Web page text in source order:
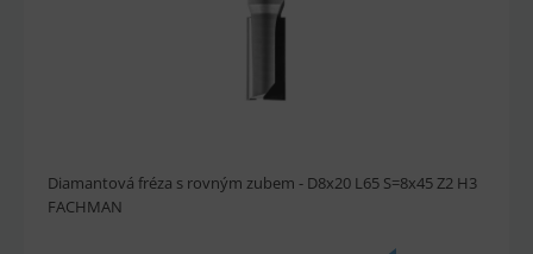
Diamantová fréza s rovným zubem - D8x20 L65 S=8x45 Z2 H3
FACHMAN